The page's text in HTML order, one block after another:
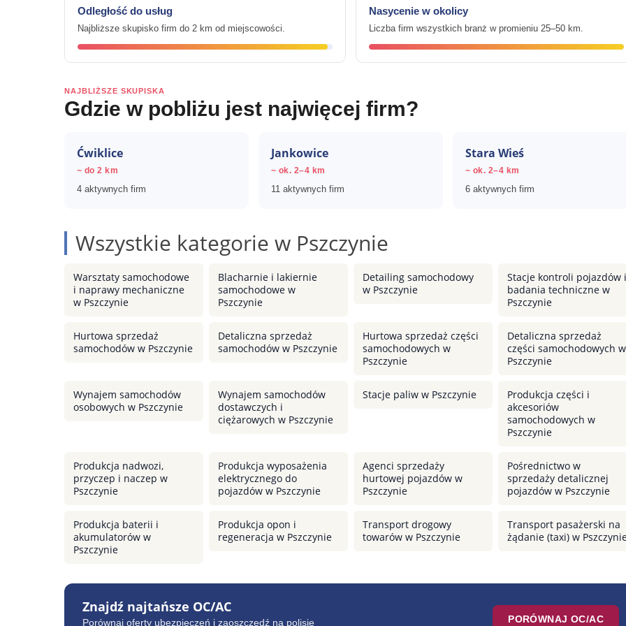
Odległość do usług
Najbliższe skupisko firm do 2 km od miejscowości.
Nasycenie w okolicy
Liczba firm wszystkich branż w promieniu 25–50 km.
NAJBLIŻSZE SKUPISKA
Gdzie w pobliżu jest najwięcej firm?
Ćwiklice
~ do 2 km
4 aktywnych firm
Jankowice
~ ok. 2–4 km
11 aktywnych firm
Stara Wieś
~ ok. 2–4 km
6 aktywnych firm
Wszystkie kategorie w Pszczynie
Warsztaty samochodowe
i naprawy mechaniczne
w Pszczynie
Blacharnie i lakiernie
samochodowe w
Pszczynie
Detailing samochodowy
w Pszczynie
Stacje kontroli pojazdów i
badania techniczne w
Pszczynie
Hurtowa sprzedaż
samochodów w Pszczynie
Detaliczna sprzedaż
samochodów w Pszczynie
Hurtowa sprzedaż części
samochodowych w
Pszczynie
Detaliczna sprzedaż
części samochodowych w
Pszczynie
Wynajem samochodów
osobowych w Pszczynie
Wynajem samochodów
dostawczych i
ciężarowych w Pszczynie
Stacje paliw w Pszczynie
Produkcja części i
akcesoriów
samochodowych w
Pszczynie
Produkcja nadwozi,
przyczep i naczep w
Pszczynie
Produkcja wyposażenia
elektrycznego do
pojazdów w Pszczynie
Agenci sprzedaży
hurtowej pojazdów w
Pszczynie
Pośrednictwo w
sprzedaży detalicznej
pojazdów w Pszczynie
Produkcja baterii i
akumulatorów w
Pszczynie
Produkcja opon i
regeneracja w Pszczynie
Transport drogowy
towarów w Pszczynie
Transport pasażerski na
żądanie (taxi) w
Znajdź najtańsze OC/AC
Porównaj oferty ubezpieczeń i zaoszczędź na polisie PORÓWNAJ OC/AC